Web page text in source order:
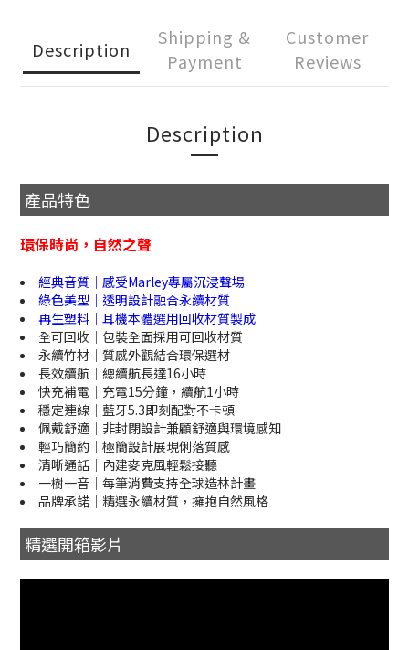
Description
Shipping &
Payment
Customer
Reviews
Description
產品特色
環保時尚，自然之聲
經典音質｜感受Marley專屬沉浸聲場
綠色美型｜透明設計融合永續材質
再生塑料｜耳機本體選用回收材質製成
全可回收｜包裝全面採用可回收材質
永續竹材｜質感外觀結合環保選材
長效續航｜總續航長達16小時
快充補電｜充電15分鐘，續航1小時
穩定連線｜藍牙5.3即刻配對不卡頓
佩戴舒適｜非封閉設計兼顧舒適與環境感知
輕巧簡約｜極簡設計展現俐落質感
清晰通話｜內建麥克風輕鬆接聽
一樹一音｜每筆消費支持全球造林計畫
品牌承諾｜精選永續材質，擁抱自然風格
精選開箱影片